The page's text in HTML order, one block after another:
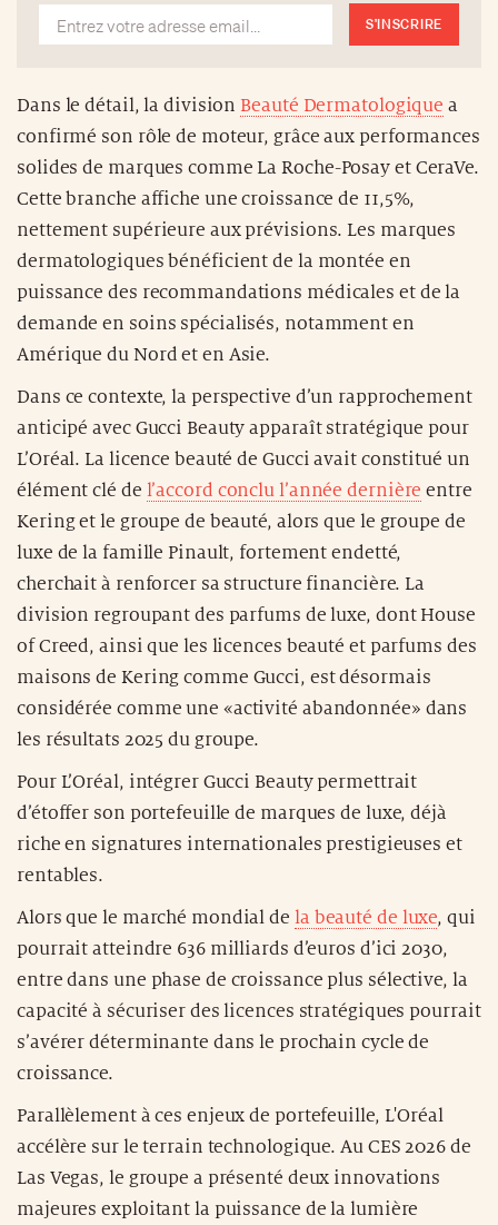
S'INSCRIRE
Dans le détail, la division Beauté Dermatologique a
confirmé son rôle de moteur, grâce aux performances
solides de marques comme La Roche-Posay et CeraVe.
Cette branche affiche une croissance de 11,5%,
nettement supérieure aux prévisions. Les marques
dermatologiques bénéficient de la montée en
puissance des recommandations médicales et de la
demande en soins spécialisés, notamment en
Amérique du Nord et en Asie.
Dans ce contexte, la perspective d’un rapprochement
anticipé avec Gucci Beauty apparaît stratégique pour
L’Oréal. La licence beauté de Gucci avait constitué un
élément clé de l’accord conclu l’année dernière entre
Kering et le groupe de beauté, alors que le groupe de
luxe de la famille Pinault, fortement endetté,
cherchait à renforcer sa structure financière. La
division regroupant des parfums de luxe, dont House
of Creed, ainsi que les licences beauté et parfums des
maisons de Kering comme Gucci, est désormais
considérée comme une «activité abandonnée» dans
les résultats 2025 du groupe.
Pour L’Oréal, intégrer Gucci Beauty permettrait
d’étoffer son portefeuille de marques de luxe, déjà
riche en signatures internationales prestigieuses et
rentables.
Alors que le marché mondial de la beauté de luxe, qui
pourrait atteindre 636 milliards d’euros d’ici 2030,
entre dans une phase de croissance plus sélective, la
capacité à sécuriser des licences stratégiques pourrait
s’avérer déterminante dans le prochain cycle de
croissance.
Parallèlement à ces enjeux de portefeuille, L'Oréal
accélère sur le terrain technologique. Au CES 2026 de
Las Vegas, le groupe a présenté deux innovations
majeures exploitant la puissance de la lumière